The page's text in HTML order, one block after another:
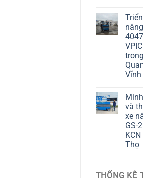
Vĩnh
và
xe
GS-
Thọ
THỐNG KÊ